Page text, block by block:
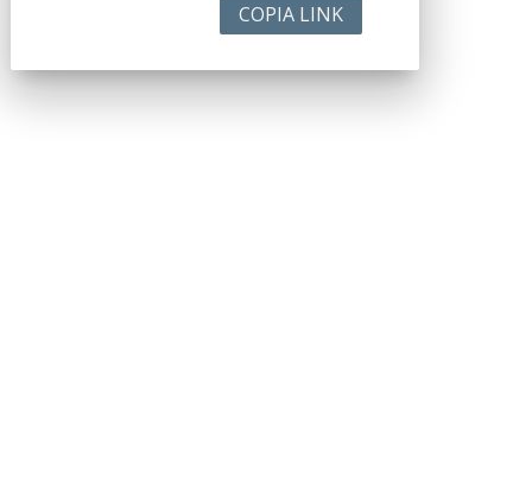
COPIA LINK